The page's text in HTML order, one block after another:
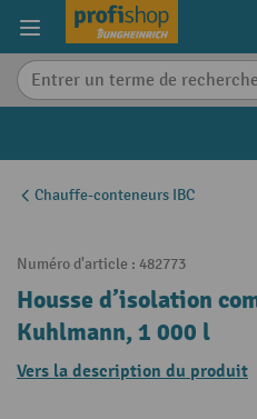
content
Chauffe-conteneurs IBC
Numéro d'article : 482773
Housse d’isolation
Kuhlmann, 1 000 l
Vers la description du produit